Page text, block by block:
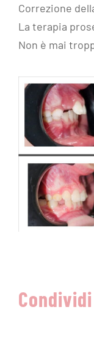
Correzione
La terapia
Non è mai